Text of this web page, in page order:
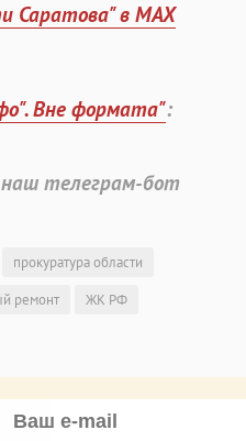
Саратова" в MAX
Вне формата":
телеграм-бот
прокуратура области
ремонт
ЖК РФ